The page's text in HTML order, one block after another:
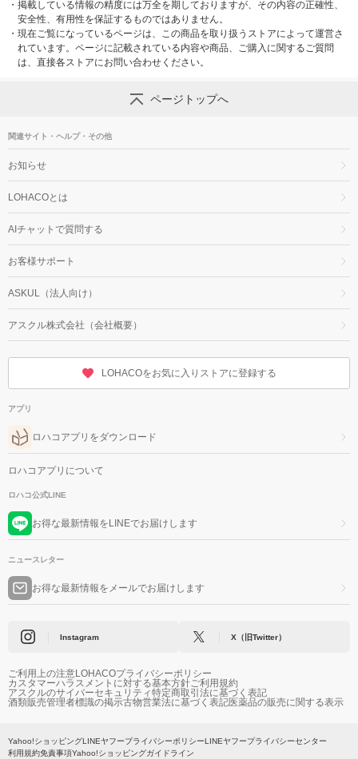
・ 掲載している情報の精度には万全を期しておりますが、その内容の正確性、
安全性、有用性を保証するものではありません。
・ 現在ご覧になっているページは、この商品を取り扱うストアによって運営さ
れています。ページに記載されている内容や商品、ご購入に関するご質問
は、直接各ストアにお問い合わせください。
ページトップへ
関連サイト・ヘルプ・その他
お知らせ
LOHACOとは
AIチャットで質問する
お客様サポート
ASKUL（法人向け）
アスクル株式会社（会社概要）
LOHACOをお気に入りストアに登録する
アプリ
ロハコアプリをダウンロード
ロハコアプリについて
ロハコ公式LINE
お得な最新情報をLINEでお届けします
ニュースレター
お得な最新情報をメールでお届けします
Instagram X（旧Twitter）
ご利用上の注意LOHACOプライバシーポリシー
カスタマーハラスメントに対する基本方針ご利用規約
アスクルのサイバーセキュリティ特定商取引法に基づく表記
酒類販売管理者標識の掲示古物営業法に基づく表記医薬品の販売に関する表示
Yahoo!ショッピングLINEヤフープライバシーポリシーLINEヤフープライバシーセンター
利用規約免責事項Yahoo!ショッピングガイドライン